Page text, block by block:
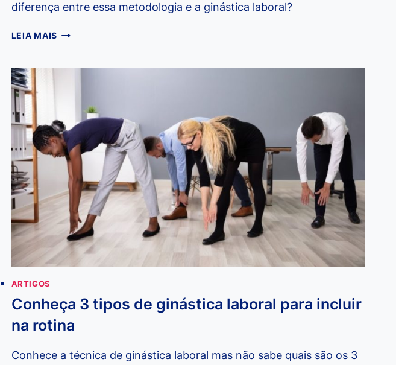
diferença entre essa metodologia e a ginástica laboral?
LEIA MAISCINESIOTERAPIA
LABORAL?
ARTIGOS
Conheça 3 tipos de ginástica laboral para incluir
na rotina
Conhece a técnica de ginástica laboral mas não sabe quais são os 3